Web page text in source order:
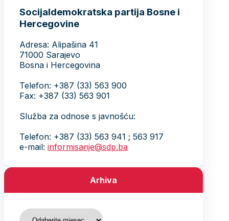
Socijaldemokratska partija Bosne i
Hercegovine
Adresa: Alipašina 41
71000 Sarajevo
Bosna i Hercegovina
Telefon: +387 (33) 563 900
Fax: +387 (33) 563 901
Služba za odnose s javnošću:
Telefon: +387 (33) 563 941 ; 563 917
e-mail: informisanje@sdp.ba
Arhiva
Arhiva